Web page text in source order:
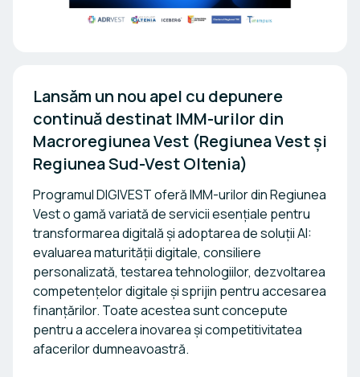
Lansăm un nou apel cu depunere
continuă destinat IMM-urilor din
Macroregiunea Vest (Regiunea Vest și
Regiunea Sud-Vest Oltenia)
Programul DIGIVEST oferă IMM-urilor din Regiunea
Vest o gamă variată de servicii esențiale pentru
transformarea digitală și adoptarea de soluții AI:
evaluarea maturității digitale, consiliere
personalizată, testarea tehnologiilor, dezvoltarea
competențelor digitale și sprijin pentru accesarea
finanțărilor. Toate acestea sunt concepute
pentru a accelera inovarea și competitivitatea
afacerilor dumneavoastră.